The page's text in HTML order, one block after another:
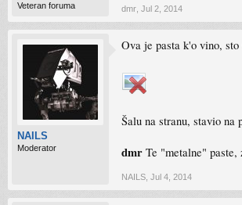
Veteran foruma dmr Jul 2, 2014
NAILS
Moderator
Ova je pasta k'o vino, sto
Šalu na stranu, stavio
dmr Te "metalne"
NAILS Jul 4, 2014